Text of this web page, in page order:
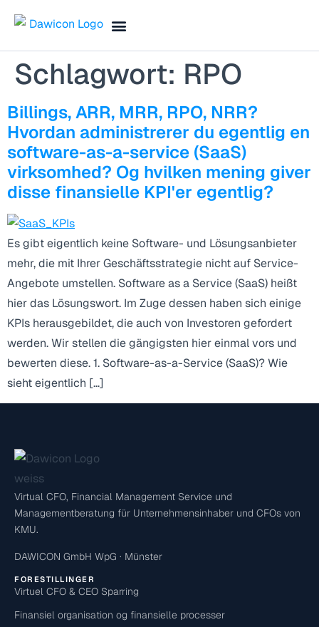
Schlagwort: RPO
Billings, ARR, MRR, RPO, NRR?
Hvordan administrerer du egentlig en
software-as-a-service (SaaS)
virksomhed? Og hvilken mening giver
disse finansielle KPI'er egentlig?
Es gibt eigentlich keine Software- und Lösungsanbieter
mehr, die mit Ihrer Geschäftsstrategie nicht auf Service-
Angebote umstellen. Software as a Service (SaaS) heißt
hier das Lösungswort. Im Zuge dessen haben sich einige
KPIs herausgebildet, die auch von Investoren gefordert
werden. Wir stellen die gängigsten hier einmal vors und
bewerten diese. 1. Software-as-a-Service (SaaS)? Wie
sieht eigentlich […]
Virtual CFO, Financial Management Service und
Managementberatung für Unternehmensinhaber und CFOs von
KMU.
DAWICON GmbH WpG · Münster
FORESTILLINGER
Virtuel CFO & CEO Sparring
Finansiel organisation og finansielle processer